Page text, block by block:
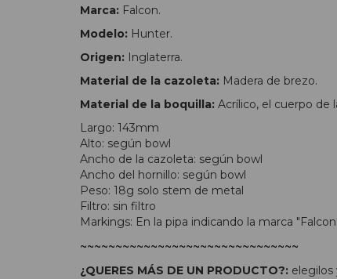
Marca: Falcon.
Modelo: Hunter.
Origen:
Inglaterra.
Material de la cazoleta: Madera de brezo.
Material de la boquilla: Acrílico, el cuerpo de
Largo: 143mm
Alto: según bowl
Ancho de la cazoleta: según bowl
Ancho del hornillo: según bowl
Peso: 18g solo stem de metal
Filtro: sin filtro
Markings: En la pipa indicando la marca
~~~~~~~~~~~~~~~~~~~~~~~~~~~~~~~
¿QUERES MÁS DE UN PRODUCTO?: